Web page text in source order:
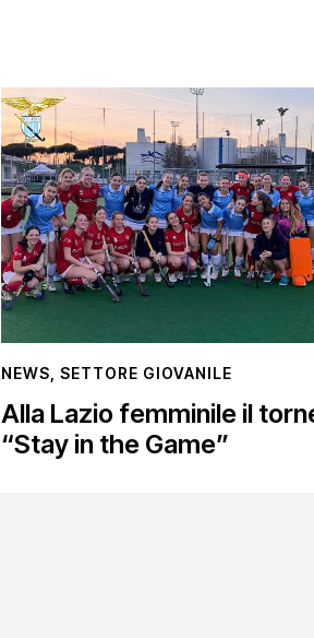
NEWS SETTORE GIOVANILE
Alla Lazio femminile il
“Stay in the Game”